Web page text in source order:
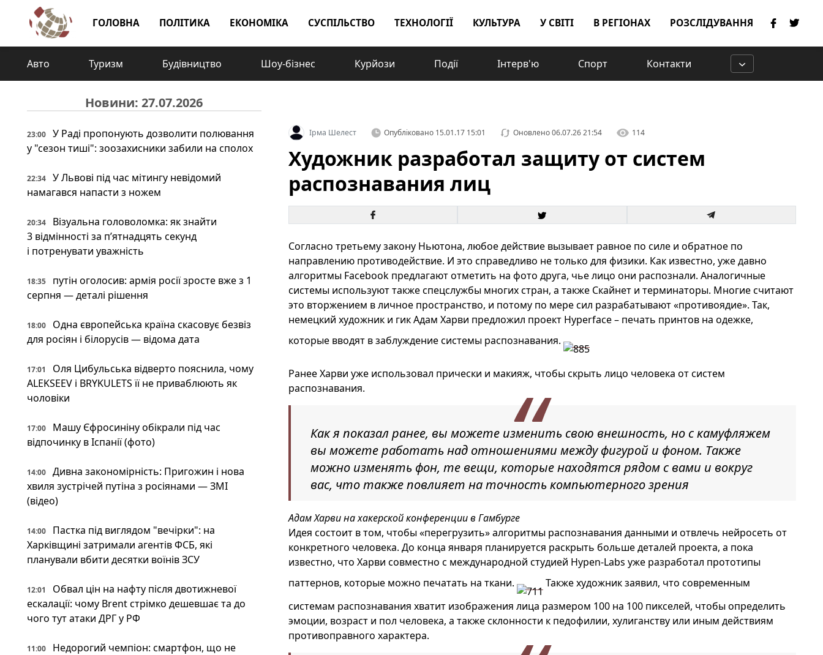
ГОЛОВНА ПОЛІТИКА ЕКОНОМІКА СУСПІЛЬСТВО ТЕХНОЛОГІЇ КУЛЬТУРА У СВІТІ В РЕГІОНАХ РОЗСЛІДУВАННЯ
Авто Туризм Будівництво Шоу-бізнес Курйози Події Інтерв'ю Спорт Контакти
Новини: 27.07.2026
23:00
У Раді пропонують дозволити полювання
у "сезон тиші": зоозахисники забили на сполох
22:34
У Львові під час мітингу невідомий
намагався напасти з ножем
20:34
Візуальна головоломка: як знайти
3 відмінності за п’ятнадцять секунд
і потренувати уважність
18:35
путін оголосив: армія росії зросте вже з 1
серпня — деталі рішення
18:00
Одна європейська країна скасовує безвіз
для росіян і білорусів — відома дата
17:01
Оля Цибульська відверто пояснила, чому
ALEKSEEV і BRYKULETS її не приваблюють як
чоловіки
17:00
Машу Єфросиніну обікрали під час
відпочинку в Іспанії (фото)
14:00
Дивна закономірність: Пригожин і нова
хвиля зустрічей путіна з росіянами — ЗМІ
(відео)
14:00
Пастка під виглядом "вечірки": на
Харківщині затримали агентів ФСБ, які
планували вбити десятки воїнів ЗСУ
12:01
Обвал цін на нафту після двотижневої
ескалації: чому Brent стрімко дешевшає та до
чого тут атаки ДРГ у РФ
11:00
Недорогий чемпіон: смартфон, що не
Ірма Шелест Опубліковано15.01.17 15:01 Оновлено06.07.26 21:54 114
Художник разработал защиту от систем
распознавания лиц
Согласно третьему закону Ньютона, любое действие вызывает равное по силе и обратное по
направлению противодействие. И это справедливо не только для физики. Как известно, уже давно
алгоритмы Facebook предлагают отметить на фото друга, чье лицо они распознали. Аналогичные
системы используют также спецслужбы многих стран, а также Скайнет и терминаторы. Многие считают
это вторжением в личное пространство, и потому по мере сил разрабатывают «противоядие». Так,
немецкий художник и гик Адам Харви предложил проект Hyperface – печать принтов на одежке,
которые вводят в заблуждение системы распознавания.
Ранее Харви уже использовал прически и макияж, чтобы скрыть лицо человека от систем
распознавания.
Как я показал ранее, вы можете изменить свою внешность, но с камуфляжем
вы можете работать над отношениями между фигурой и фоном. Также
можно изменять фон, те вещи, которые находятся рядом с вами и вокруг
вас, что также повлияет на точность компьютерного зрения
Адам Харви на хакерской конференции в Гамбурге
Идея состоит в том, чтобы «перегрузить» алгоритмы распознавания данными и отвлечь нейросеть от
конкретного человека. До конца января планируется раскрыть больше деталей проекта, а пока
известно, что Харви совместно с международной студией Hypen-Labs уже разработал прототипы
паттернов, которые можно печатать на ткани.
Также художник заявил, что современным
системам распознавания хватит изображения лица размером 100 на 100 пикселей, чтобы определить
эмоции, возраст и пол человека, а также склонности к педофилии, хулиганству или иным действиям
противоправного характера.